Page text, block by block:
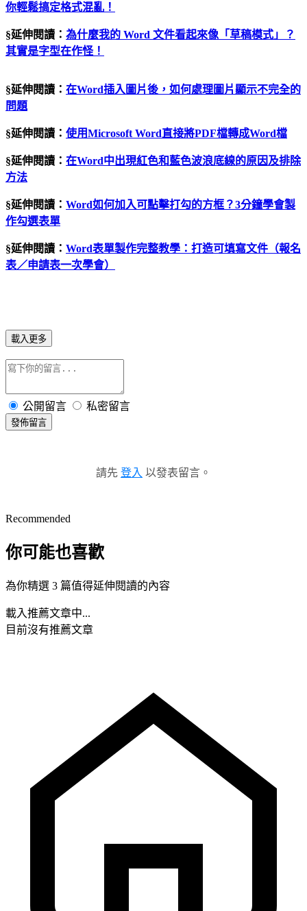
你輕鬆搞定格式混亂！
§延伸閱讀： 為什麼我的 Word 文件看起來像「草稿模式」？
其實是字型在作怪！
§延伸閱讀： 在Word插入圖片後，如何處理圖片顯示不完全的
問題
§延伸閱讀： 使用Microsoft Word直接將PDF檔轉成Word檔
§延伸閱讀： 在Word中出現紅色和藍色波浪底線的原因及排除
方法
§延伸閱讀： Word如何加入可點擊打勾的方框？3分鐘學會製
作勾選表單
§延伸閱讀： Word表單製作完整教學：打造可填寫文件（報名
表／申請表一次學會）
載入更多
公開留言 私密留言
發佈留言
請先 登入 以發表留言。
Recommended
你可能也喜歡
為你精選 3 篇值得延伸閱讀的內容
載入推薦文章中...
目前沒有推薦文章